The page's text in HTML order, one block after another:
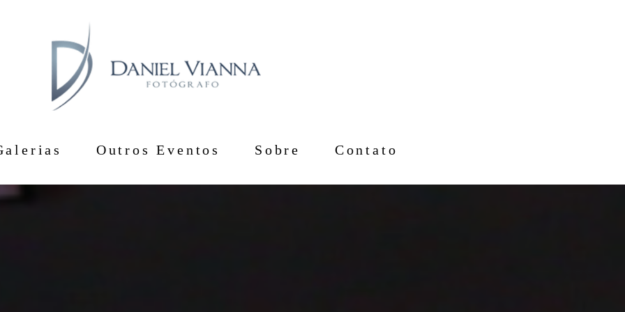
Outros Eventos Sobre Contato